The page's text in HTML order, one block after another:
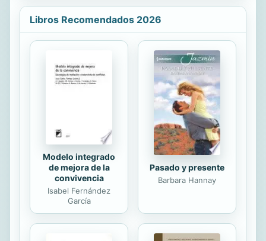
ciudad que juntos planean salvar.
1875. Cuando Kathryn Walsh llega al
pequeño pueblo minero de Calvada
en Sierra Nevada, enamorarse no
figura en su imaginación. Desterrada
de Boston por su padrastro rico, ella
llega a reclamar una herencia del tío
que nunca conoció una...
Libros Recomendados 2026
Modelo integrado
de mejora de la
convivencia
Isabel Fernández
García
Pasado y presente
Barbara Hannay